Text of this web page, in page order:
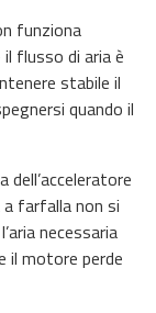
funziona
flusso di aria è
stabile il
quando il
dell’acceleratore
farfalla non si
necessaria
il motore perde